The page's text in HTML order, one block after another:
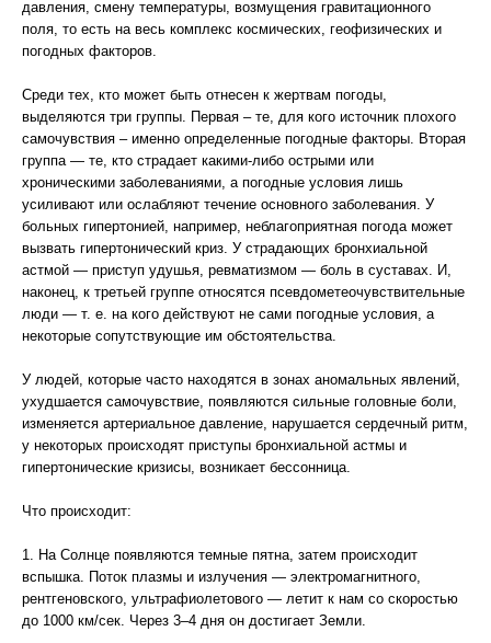
давления, смену температуры, возмущения гравитационного
поля, то есть на весь комплекс космических, геофизических и
погодных факторов.
Среди тех, кто может быть отнесен к жертвам погоды,
выделяются три группы. Первая – те, для кого источник плохого
самочувствия – именно определенные погодные факторы. Вторая
группа — те, кто страдает какими-либо острыми или
хроническими заболеваниями, а погодные условия лишь
усиливают или ослабляют течение основного заболевания. У
больных гипертонией, например, неблагоприятная погода может
вызвать гипертонический криз. У страдающих бронхиальной
астмой — приступ удушья, ревматизмом — боль в суставах. И,
наконец, к третьей группе относятся псевдометеочувствительные
люди — т. е. на кого действуют не сами погодные условия, а
некоторые сопутствующие им обстоятельства.
У людей, которые часто находятся в зонах аномальных явлений,
ухудшается самочувствие, появляются сильные головные боли,
изменяется артериальное давление, нарушается сердечный ритм,
у некоторых происходят приступы бронхиальной астмы и
гипертонические кризисы, возникает бессонница.
Что происходит:
1. На Солнце появляются темные пятна, затем происходит
вспышка. Поток плазмы и излучения — электромагнитного,
рентгеновского, ультрафиолетового — летит к нам со скоростью
до 1000 км/сек. Через 3–4 дня он достигает Земли.